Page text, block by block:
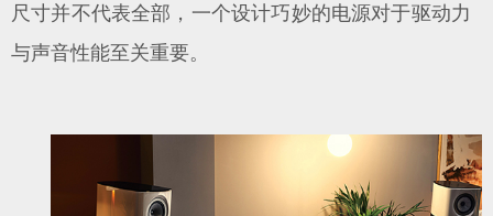
尺寸并不代表全部，一个设计巧妙的电源对于驱动力
与声音性能至关重要。